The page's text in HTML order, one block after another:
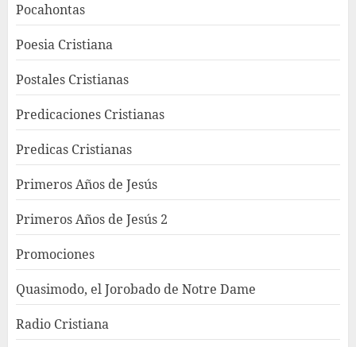
Pocahontas
Poesia Cristiana
Postales Cristianas
Predicaciones Cristianas
Predicas Cristianas
Primeros Años de Jesús
Primeros Años de Jesús 2
Promociones
Quasimodo, el Jorobado de Notre Dame
Radio Cristiana